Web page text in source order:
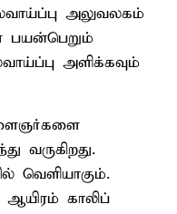
அலுவலகம்
பயன்பெறும்
அளிக்கவும்
வருகிறது.
வெளியாகும்.
காலிப்